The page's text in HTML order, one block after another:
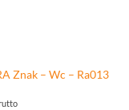
Znak – Wc – Ra013